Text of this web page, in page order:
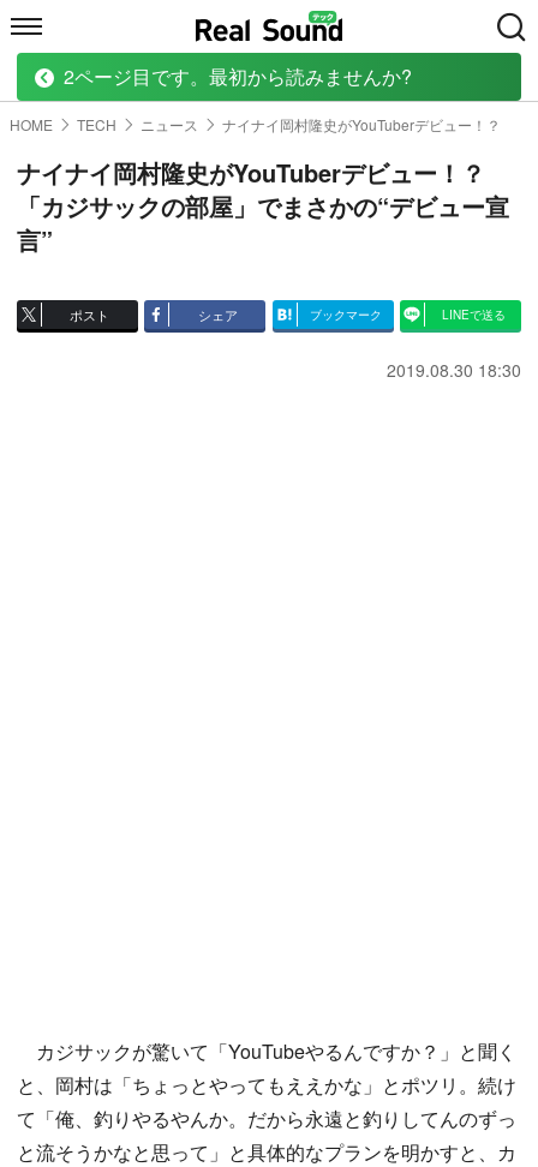
HOME MUSIC MOVIE TECH
HOME TECH ニュース ナイナイ岡村隆史がYouTuberデビュー！？
ナイナイ岡村隆史がYouTuberデビュー！？
「カジサックの部屋」でまさかの“デビュー宣
言”
ポスト シェア ブックマーク LINEで送る
2019.08.30 18:30
カジサックが驚いて「YouTubeやるんですか？」と聞く
と、岡村は「ちょっとやってもええかな」とポツリ。続け
て「俺、釣りやるやんか。だから永遠と釣りしてんのずっ
と流そうかなと思って」と具体的なプランを明かすと、カ
2ページ目です。最初から読みませんか?